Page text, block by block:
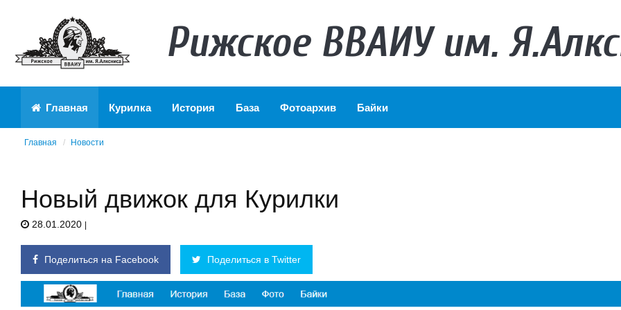
Рижское ВВАИУ им.
Главная Курилка История База Фотоархив Байки
Главная Новости
Новый движок для Курилки
28.01.2020
Поделиться на Facebook Поделиться в Twitter